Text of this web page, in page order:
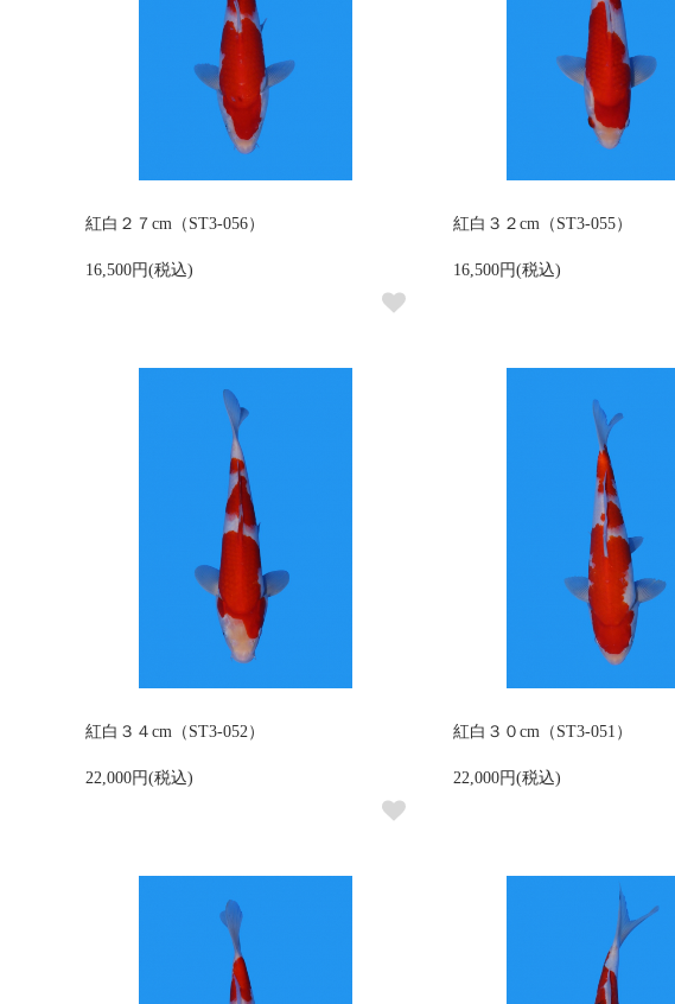
紅白２７cm（ST3-056）
16,500円(税込)
紅白３２cm（ST3-055）
16,500円(税込)
紅白３４cm（ST3-052）
22,000円(税込)
紅白３０cm（ST3-051）
22,000円(税込)